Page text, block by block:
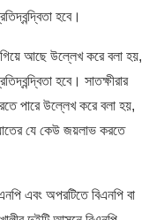
হবে।
আছে উল্লেখ করে বলা হয়,
হবে। সাতক্ষীরার
পারে উল্লেখ করে বলা হয়,
যে কেউ জয়লাভ করতে
এবং অপরটিতে বিএনপি বা